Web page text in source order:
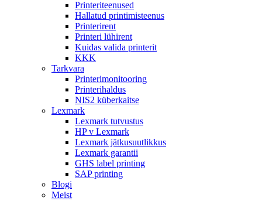
Printeriteenused
Hallatud printimisteenus
Printerirent
Printeri lühirent
Kuidas valida printerit
KKK
Tarkvara
Printerimonitooring
Printerihaldus
NIS2 küberkaitse
Lexmark
Lexmark tutvustus
HP v Lexmark
Lexmark jätkusuutlikkus
Lexmark garantii
GHS label printing
SAP printing
Blogi
Meist